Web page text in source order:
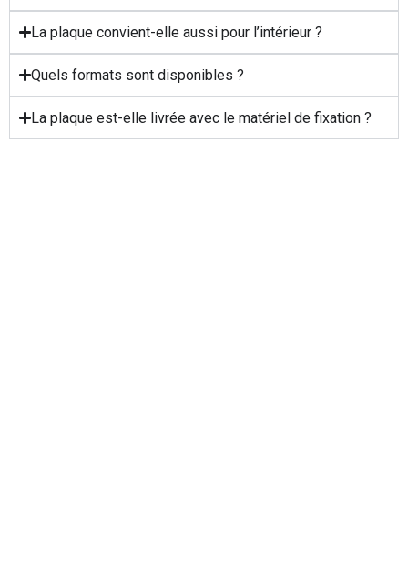
La plaque convient-elle aussi pour l’intérieur ?
Quels formats sont disponibles ?
La plaque est-elle livrée avec le matériel de fixation ?